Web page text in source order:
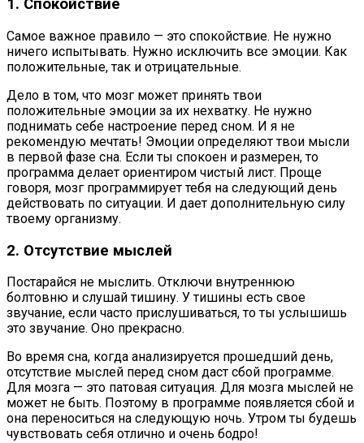
1. Спокойствие
Самое важное правило — это спокойствие. Не нужно
ничего испытывать. Нужно исключить все эмоции. Как
положительные, так и отрицательные.
Дело в том, что мозг может принять твои
положительные эмоции за их нехватку. Не нужно
поднимать себе настроение перед сном. И я не
рекомендую мечтать! Эмоции определяют твои мысли
в первой фазе сна. Если ты спокоен и размерен, то
программа делает ориентиром чистый лист. Проще
говоря, мозг программирует тебя на следующий день
действовать по ситуации. И дает дополнительную силу
твоему организму.
2. Отсутствие мыслей
Постарайся не мыслить. Отключи внутреннюю
болтовню и слушай тишину. У тишины есть свое
звучание, если часто прислушиваться, то ты услышишь
это звучание. Оно прекрасно.
Во время сна, когда анализируется прошедший день,
отсутствие мыслей перед сном даст сбой программе.
Для мозга — это патовая ситуация. Для мозга мыслей не
может не быть. Поэтому в программе появляется сбой и
она переноситься на следующую ночь. Утром ты будешь
чувствовать себя отлично и очень бодро!